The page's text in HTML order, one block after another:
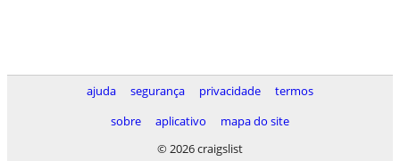
ajuda segurança privacidade
termos
sobre
aplicativo
mapa do site
© 2026 craigslist